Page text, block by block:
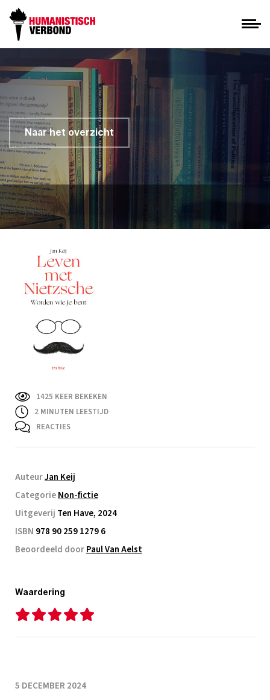
Naar het overzicht
1425 KEER BEKEKEN
2 MINUTEN LEESTIJD
REACTIES
AuteurJan Keij
CategorieNon-fictie
Uitgeverij Ten Have, 2024
ISBN 978 90 259 1279 6
Beoordeeld doorPaul Van Aelst
Waardering
5 DECEMBER 2024